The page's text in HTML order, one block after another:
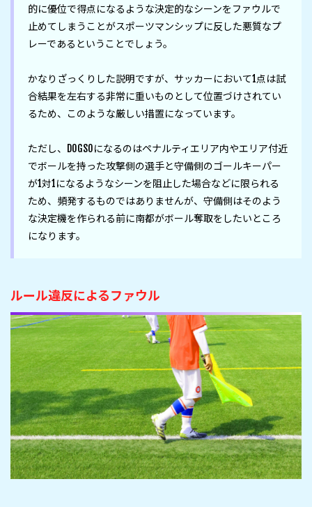
的に優位で得点になるような決定的なシーンをファウルで
止めてしまうことがスポーツマンシップに反した悪質なプ
レーであるということでしょう。
かなりざっくりした説明ですが、サッカーにおいて1点は試
合結果を左右する非常に重いものとして位置づけされてい
るため、このような厳しい措置になっています。
ただし、DOGSOになるのはペナルティエリア内やエリア付近
でボールを持った攻撃側の選手と守備側のゴールキーパー
が1対1になるようなシーンを阻止した場合などに限られる
ため、頻発するものではありませんが、守備側はそのよう
な決定機を作られる前に南都がボール奪取をしたいところ
になります。
ルール違反によるファウル